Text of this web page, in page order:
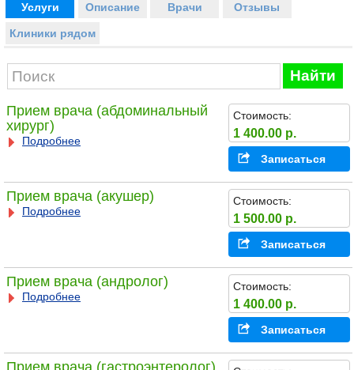
Услуги Описание Врачи Отзывы
Клиники рядом
Найти
Прием врача (абдоминальный
хирург)
Подробнее
Стоимость:
1 400.00 р.
Записаться
Прием врача (акушер)
Подробнее
Стоимость:
1 500.00 р.
Записаться
Прием врача (андролог)
Подробнее
Стоимость:
1 400.00 р.
Записаться